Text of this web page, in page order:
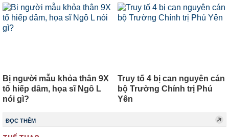
Bị người mẫu khỏa thân 9X
tố hiếp dâm, họa sĩ Ngô L
nói gì?
Truy tố 4 bị can nguyên cán
bộ Trường Chính trị Phú
Yên
ĐỌC THÊM